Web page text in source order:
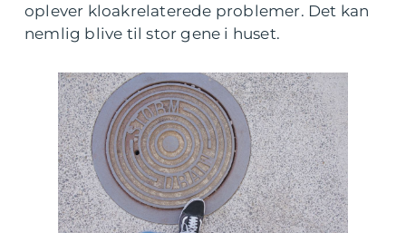
oplever kloakrelaterede problemer. Det kan
nemlig blive til stor gene i huset.